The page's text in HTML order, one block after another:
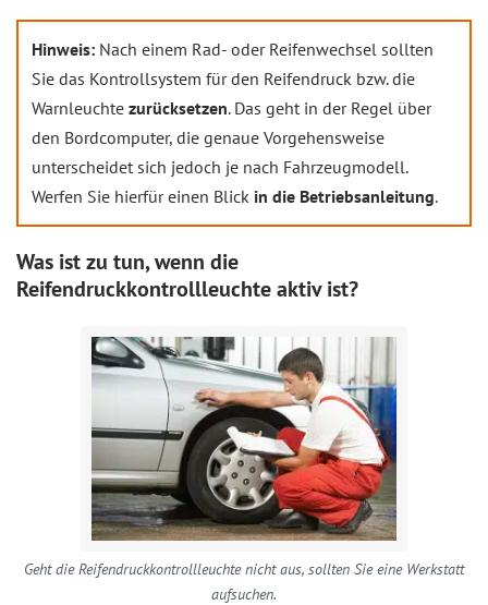
Hinweis: Nach einem Rad- oder Reifenwechsel sollten
Sie das Kontrollsystem für den Reifendruck bzw. die
Warnleuchte zurücksetzen. Das geht in der Regel über
den Bordcomputer, die genaue Vorgehensweise
unterscheidet sich jedoch je nach Fahrzeugmodell.
Werfen Sie hierfür einen Blick in die Betriebsanleitung.
Was ist zu tun, wenn die
Reifendruckkontrollleuchte aktiv ist?
Geht die Reifendruckkontrollleuchte nicht aus, sollten Sie eine Werkstatt
aufsuchen.